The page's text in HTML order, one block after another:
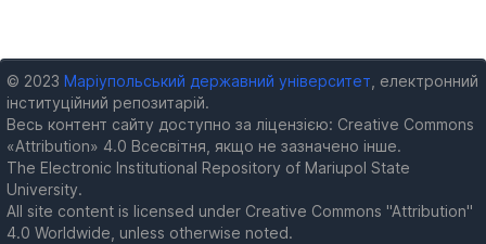
© 2023 Маріупольський державний університет , електронний
інституційний репозитарій.
Весь контент сайту доступно за ліцензією: Creative Commons
«Attribution» 4.0 Всесвітня, якщо не зазначено інше.
The Electronic Institutional Repository of Mariupol State
University.
All site content is licensed under Creative Commons "Attribution"
4.0 Worldwide, unless otherwise noted.